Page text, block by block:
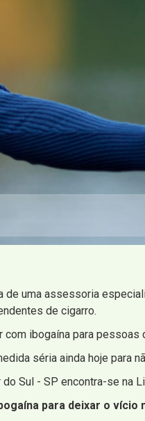
uma assessoria
de cigarro.
com ibogaína para pessoas
séria ainda hoje para
Sul - SP encontra-se na
para deixar o vício